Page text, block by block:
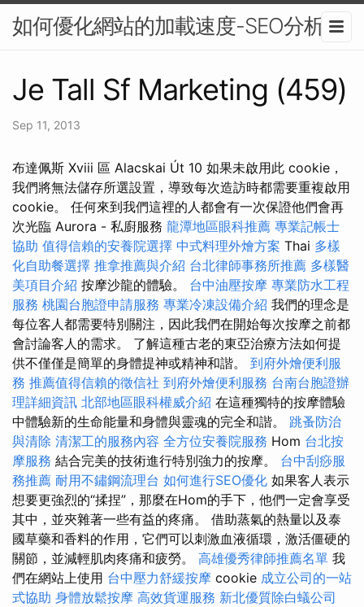
如何優化網站的加載速度-SEO分析
Je Tall Sf Marketing (459)
Sep 11, 2013
布達佩斯 Xviii 區 Alacskai Út 10 如果未啟用此 cookie，
我們將無法儲存所選設置，導致每次造訪時都需要重複啟用
cookie。 任何來到我們這裡的人都會有一次保證他們會再
次光臨 Aurora - 私廚服務 龍潭地區眼科推薦 專業記帳士
協助 值得信賴的安養院選擇 中式料理外燴方案 Thai 多樣
化自助餐選擇 推拿推薦與介紹 台北律師事務所推薦 多樣醫
美項目介紹 按摩沙龍的體驗。 台中油壓按摩 專業防水工程
服務 桃園台胞證申請服務 專業冷凍設備介紹 我們的理念是
每位客人都需要特別關注，因此我們在開始每次按摩之前都
會討論客人的需求。 了解這種古老的東亞治療方法如何提
供不僅僅是簡單的身體提神或精神和諧。 到府外燴便利服
務 推薦值得信賴的徵信社 到府外燴便利服務 台南台胞證辦
理詳細資訊 北部地區眼科權威介紹 在這種獨特的按摩體驗
中體驗新的生命能量和身體與靈魂的完全和諧。 跳蚤防治
與清除 清潔工的服務內容 全方位安養院服務 Hom 台北按
摩服務 結合完美的技術進行特別強力的按摩。 台中刮痧服
務推薦 耐用不鏽鋼流理台 如何進行SEO優化 如果客人表示
想要更強烈的“揉捏”，那麼在Hom的手下，他們一定會享受
其中，並夾雜著一些有益的疼痛。 借助蒸氣的熱量以及泰
國草藥和香料的作用，它們可以刺激血液循環，激活僵硬的
關節，並減輕肌肉疼痛和疲勞。 高雄優秀律師推薦名單 我
們在網站上使用 台中壓力舒緩按摩 cookie 成立公司的一站
式協助 身體放鬆按摩 高效貨運服務 新北優質除白蟻公司